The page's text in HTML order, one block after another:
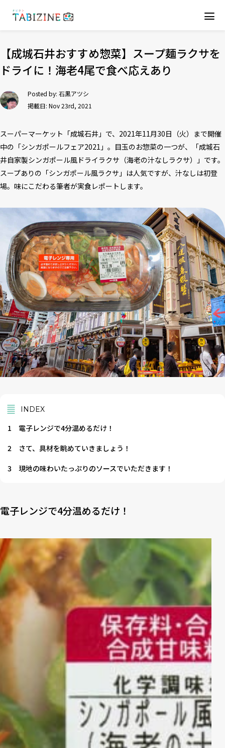
【成城石井おすすめ惣菜】スープ麺ラクサを
ドライに！海老4尾で食べ応えあり
Posted by: 石黒アツシ
掲載日: Nov 23rd, 2021
スーパーマーケット「成城石井」で、2021年11月30日（火）まで開催
中の「シンガポールフェア2021」。目玉のお惣菜の一つが、「成城石
井自家製シンガポール風ドライラクサ（海老の汁なしラクサ）」です。
スープありの「シンガポール風ラクサ」は人気ですが、汁なしは初登
場。味にこだわる筆者が実食レポートします。
INDEX
1
電子レンジで4分温めるだけ！
2
さて、具材を眺めていきましょう！
3
現地の味わいたっぷりのソースでいただきます！
電子レンジで4分温めるだけ！